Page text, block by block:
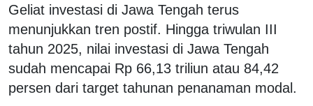
Geliat investasi di Jawa Tengah terus
menunjukkan tren postif. Hingga triwulan III
tahun 2025, nilai investasi di Jawa Tengah
sudah mencapai Rp 66,13 triliun atau 84,42
persen dari target tahunan penanaman modal.